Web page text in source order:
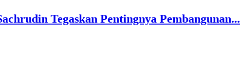
Tegaskan Pentingnya Pembangunan...